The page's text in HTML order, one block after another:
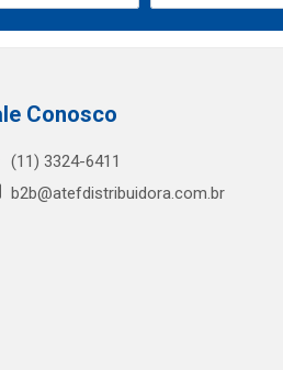
Conosco
(11) 3324-6411
b2b@atefdistribuidora.com.br